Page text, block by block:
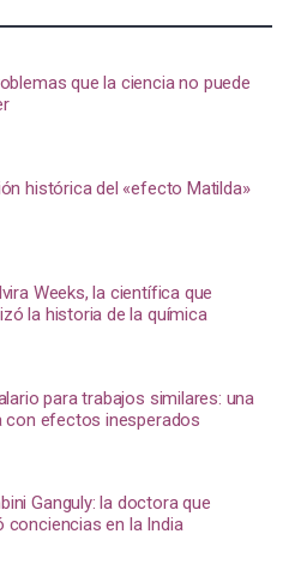
que la ciencia no puede
histórica del «efecto Matilda»
Weeks, la científica que
la historia de la química
para trabajos similares: una
con efectos inesperados
Ganguly: la doctora que
conciencias en la India